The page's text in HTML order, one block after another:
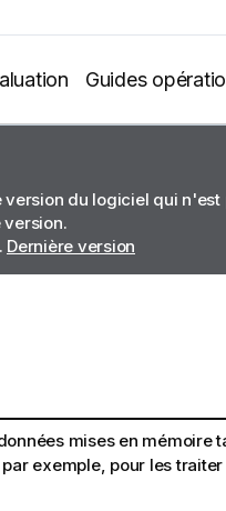
Guides
du logiciel qui n'est
version.
Dernière version
mises en mémoire
exemple, pour les traiter